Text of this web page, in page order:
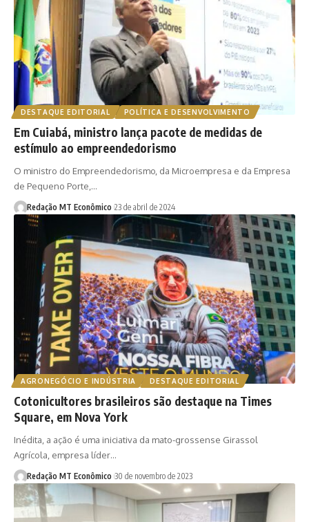
DESTAQUE EDITORIAL POLÍTICA E DESENVOLVIMENTO
Em Cuiabá, ministro lança pacote de medidas de
estímulo ao empreendedorismo
O ministro do Empreendedorismo, da Microempresa e da Empresa
de Pequeno Porte,…
Redação MT Econômico 23 de abril de 2024
AGRONEGÓCIO E INDÚSTRIA DESTAQUE EDITORIAL
Cotonicultores brasileiros são destaque na Times
Square, em Nova York
Inédita, a ação é uma iniciativa da mato-grossense Girassol
Agrícola, empresa líder…
Redação MT Econômico 30 de novembro de 2023